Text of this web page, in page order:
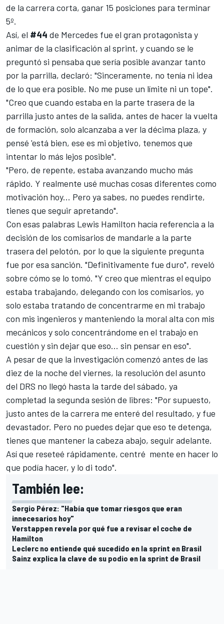
de la carrera corta, ganar 15 posiciones para terminar
5º.
Así, el #44 de Mercedes fue el gran protagonista y
animar de la clasificación al sprint, y cuando se le
preguntó si pensaba que sería posible avanzar tanto
por la parrilla, declaró: "Sinceramente, no tenía ni idea
de lo que era posible. No me puse un límite ni un tope".
"Creo que cuando estaba en la parte trasera de la
parrilla justo antes de la salida, antes de hacer la vuelta
de formación, solo alcanzaba a ver la décima plaza, y
pensé 'está bien, ese es mi objetivo, tenemos que
intentar lo más lejos posible".
"Pero, de repente, estaba avanzando mucho más
rápido. Y realmente usé muchas cosas diferentes como
motivación hoy... Pero ya sabes, no puedes rendirte,
tienes que seguir apretando".
Con esas palabras Lewis Hamilton hacía referencia a la
decisión de los comisarios de mandarle a la parte
trasera del pelotón, por lo que la siguiente pregunta
fue por esa sanción. "Definitivamente fue duro", reveló
sobre cómo se lo tomó. "Y creo que mientras el equipo
estaba trabajando, delegando con los comisarios, yo
solo estaba tratando de concentrarme en mi trabajo
con mis ingenieros y manteniendo la moral alta con mis
mecánicos y solo concentrándome en el trabajo en
cuestión y sin dejar que eso... sin pensar en eso".
A pesar de que la investigación comenzó antes de las
diez de la noche del viernes, la resolución del asunto
del DRS no llegó hasta la tarde del sábado, ya
completad la segunda sesión de libres: "Por supuesto,
justo antes de la carrera me enteré del resultado, y fue
devastador. Pero no puedes dejar que eso te detenga,
tienes que mantener la cabeza abajo, seguir adelante.
Así que reseteé rápidamente, centré mente en hacer lo
que podía hacer, y lo di todo".
También lee:
Sergio Pérez: "Había que tomar riesgos que eran
innecesarios hoy"
Verstappen revela por qué fue a revisar el coche de
Hamilton
Leclerc no entiende qué sucedido en la sprint en Brasil
Sainz explica la clave de su podio en la sprint de Brasil